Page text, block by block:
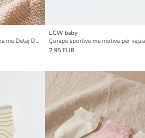
Çorape kyçi për Foshnja Vajza me Detaj Dantelle, Paketim me 3 copë
LCW baby
2.95 EUR